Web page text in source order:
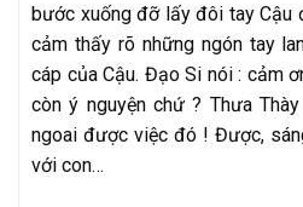
bước xuống đỡ lấy đôi tay Cậu
cảm thấy rõ những ngón tay
cáp của Cậu. Đạo Si nói : cảm
còn ý nguyện chứ ? Thưa
ngoai được việc đó ! Được,
với con…